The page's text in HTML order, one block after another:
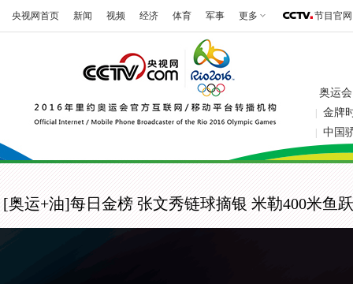
央视网首页 新闻 视频 经济 体育 军事 更多 节目官网
奥运会
金牌
中国
[奥运+油]每日金榜 张文秀链球摘银 米勒400米鱼